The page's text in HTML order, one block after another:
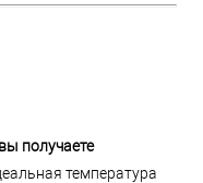
получаете
температура